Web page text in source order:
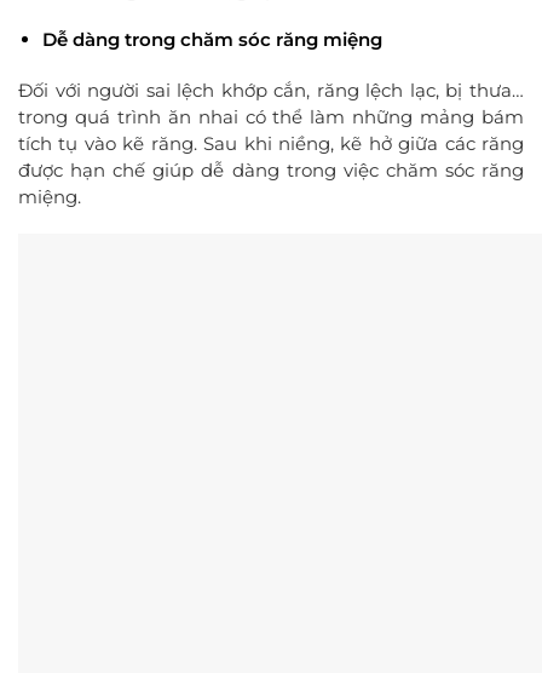
Dễ dàng trong chăm sóc răng miệng
Đối với người sai lệch khớp cắn, răng lệch lạc, bị thưa…
trong quá trình ăn nhai có thể làm những mảng bám
tích tụ vào kẽ răng. Sau khi niềng, kẽ hở giữa các răng
được hạn chế giúp dễ dàng trong việc chăm sóc răng
miệng.